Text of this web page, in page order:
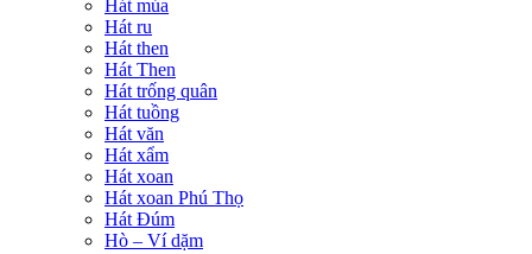
Hát múa
Hát ru
Hát then
Hát Then
Hát trống quân
Hát tuồng
Hát văn
Hát xẩm
Hát xoan
Hát xoan Phú Thọ
Hát Đúm
Hò – Ví dặm